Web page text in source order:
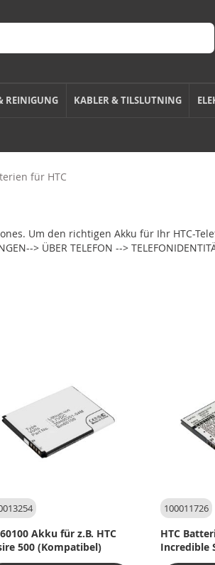
REINIGUNG KABLER & TILSLUTNING
für HTC
Um den richtigen Akku für Ihr HTC-
> ÜBER TELEFON -->
Akku für z.B. HTC
500 (Kompatibel)
100011726
HTC
Incredible